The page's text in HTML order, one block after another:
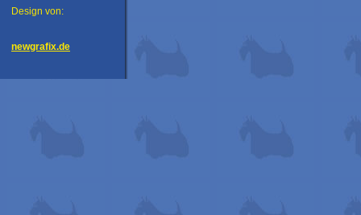
Design von:
newgrafix.de